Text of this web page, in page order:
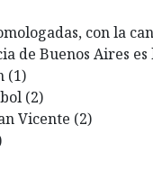
con la
de Buenos Aires es
(1)
(2)
Vicente (2)